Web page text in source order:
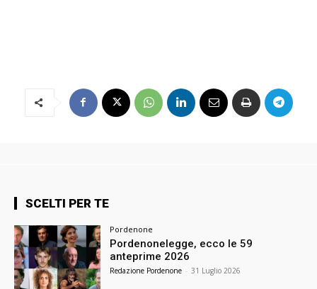
SCELTI PER TE
Pordenone
Pordenonelegge, ecco le 59
anteprime 2026
Redazione Pordenone - 31 Luglio 2026